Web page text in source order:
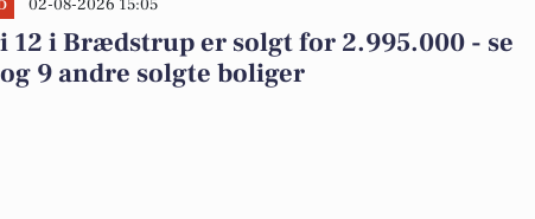
02-08-2026 15:05
12 i Brædstrup er solgt for 2.995.000 - se
9 andre solgte boliger